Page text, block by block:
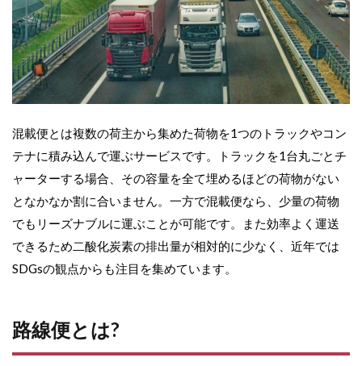
混
載
便
と
路
線
違
3.1
扱う
荷物
類
3.2
トが
固定
か、
混載便とは複数の荷主から集めた荷物を1つのトラックやコン
テナに積み込んで運ぶサービスです。トラックを1台丸ごとチ
ャーターする場合、その容量を全て埋めるほどの荷物がない
となかなか割に合いません。一方で混載便なら、少量の荷物
でもリーズナブルに運ぶことが可能です。また効率よく運送
できるため二酸化炭素の排出量が相対的に少なく、近年では
SDGsの観点からも注目を集めています。
路線便とは?